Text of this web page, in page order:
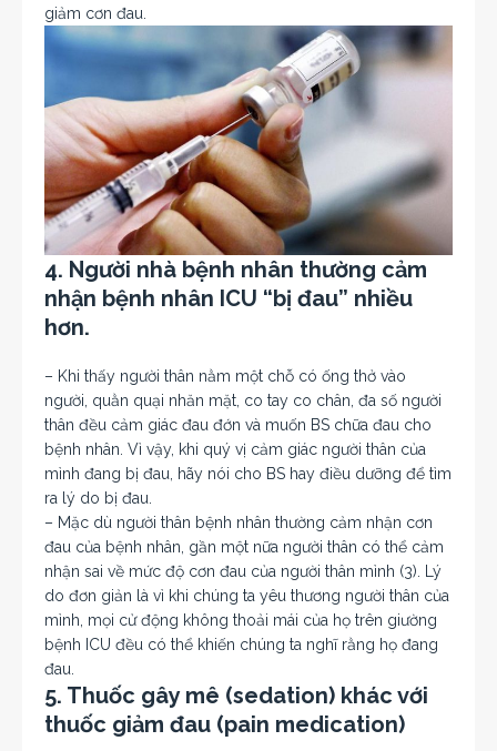
giảm cơn đau.
4. Người nhà bệnh nhân thường cảm
nhận bệnh nhân ICU “bị đau” nhiều
hơn.
– Khi thấy người thân nằm một chỗ có ống thở vào
người, quằn quại nhăn mặt, co tay co chân, đa số người
thân đều cảm giác đau đớn và muốn BS chữa đau cho
bệnh nhân. Vì vậy, khi quý vị cảm giác người thân của
mình đang bị đau, hãy nói cho BS hay điều dưỡng để tìm
ra lý do bị đau.
– Mặc dù người thân bệnh nhân thường cảm nhận cơn
đau của bệnh nhân, gần một nữa người thân có thể cảm
nhận sai về mức độ cơn đau của người thân mình (3). Lý
do đơn giản là vì khi chúng ta yêu thương người thân của
mình, mọi cử động không thoải mái của họ trên giường
bệnh ICU đều có thể khiến chúng ta nghĩ rằng họ đang
đau.
5. Thuốc gây mê (sedation) khác với
thuốc giảm đau (pain medication)